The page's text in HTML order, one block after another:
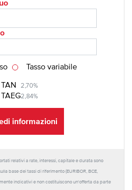
TAN 2,70%
TAEG2,84%
Tasso variabile
informazioni
relativi a rate, interessi, capitale e durata sono
base dei tassi di riferimento (EURIBOR, BCE,
indicativi e non costituiscono un'offerta da parte